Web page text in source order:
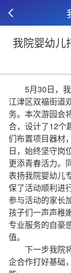
我院婴幼儿
5月30日，
江津区双福街道
务。本次游园会
合，设计了12个
们布置项目器材
日，始终坚守岗
更添青春活力。
表扬我院婴幼儿
保了活动顺利进
参与活动的家长
孩子们一声声稚
专业服务的自豪
值。
下一步我院
企合作打好基础